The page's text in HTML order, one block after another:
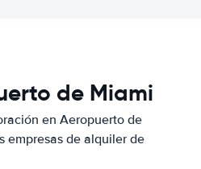
de Miami
en Aeropuerto de
empresas de alquiler de